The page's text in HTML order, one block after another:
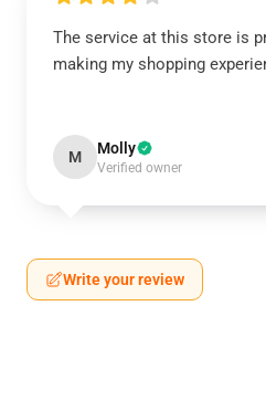
The service at this store is
making my shopping
M Molly
Verified owner
Write your review